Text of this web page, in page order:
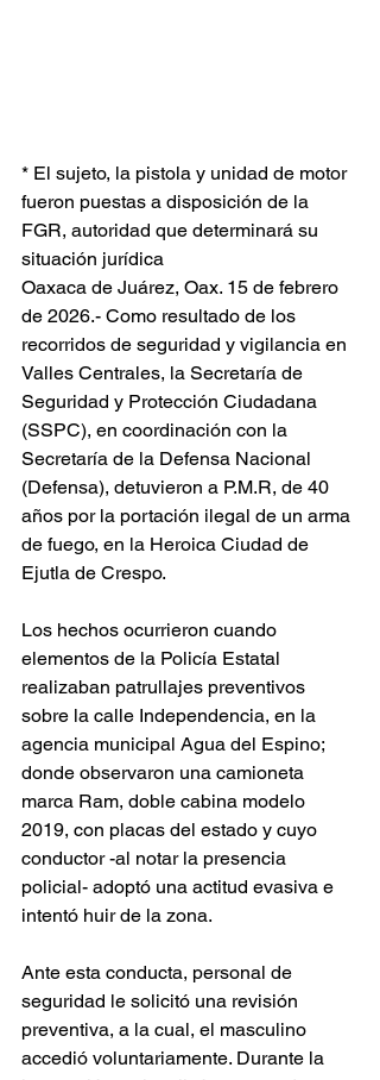
* El sujeto, la pistola y unidad de motor
fueron puestas a disposición de la
FGR, autoridad que determinará su
situación jurídica
Oaxaca de Juárez, Oax. 15 de febrero
de 2026.- Como resultado de los
recorridos de seguridad y vigilancia en
Valles Centrales, la Secretaría de
Seguridad y Protección Ciudadana
(SSPC), en coordinación con la
Secretaría de la Defensa Nacional
(Defensa), detuvieron a P.M.R, de 40
años por la portación ilegal de un arma
de fuego, en la Heroica Ciudad de
Ejutla de Crespo.
Los hechos ocurrieron cuando
elementos de la Policía Estatal
realizaban patrullajes preventivos
sobre la calle Independencia, en la
agencia municipal Agua del Espino;
donde observaron una camioneta
marca Ram, doble cabina modelo
2019, con placas del estado y cuyo
conductor -al notar la presencia
policial- adoptó una actitud evasiva e
intentó huir de la zona.
Ante esta conducta, personal de
seguridad le solicitó una revisión
preventiva, a la cual, el masculino
accedió voluntariamente. Durante la